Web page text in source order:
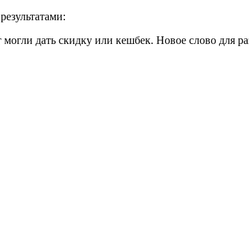
дать скидку или кешбек. Новое слово для